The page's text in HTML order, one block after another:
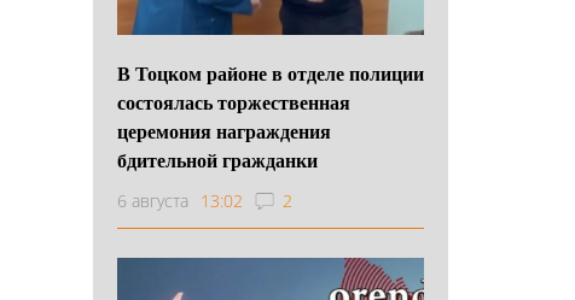
В Тоцком районе в отделе полиции
состоялась торжественная
церемония награждения
бдительной гражданки
6 августа 13:02 2